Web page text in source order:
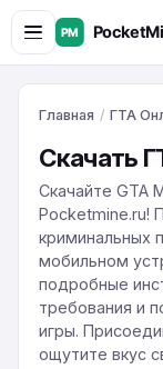
Главная / ГТА
Скачать
Скачайте GTA
Pocketmine.ru!
криминальных
мобильном
подробные
требования и
игры.
ощутите вкус